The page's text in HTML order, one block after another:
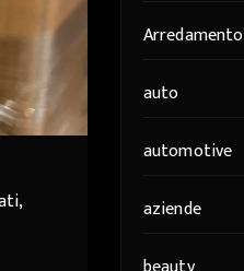
Arredamento
auto
automotive
aziende